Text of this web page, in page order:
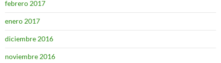
febrero 2017
enero 2017
diciembre 2016
noviembre 2016